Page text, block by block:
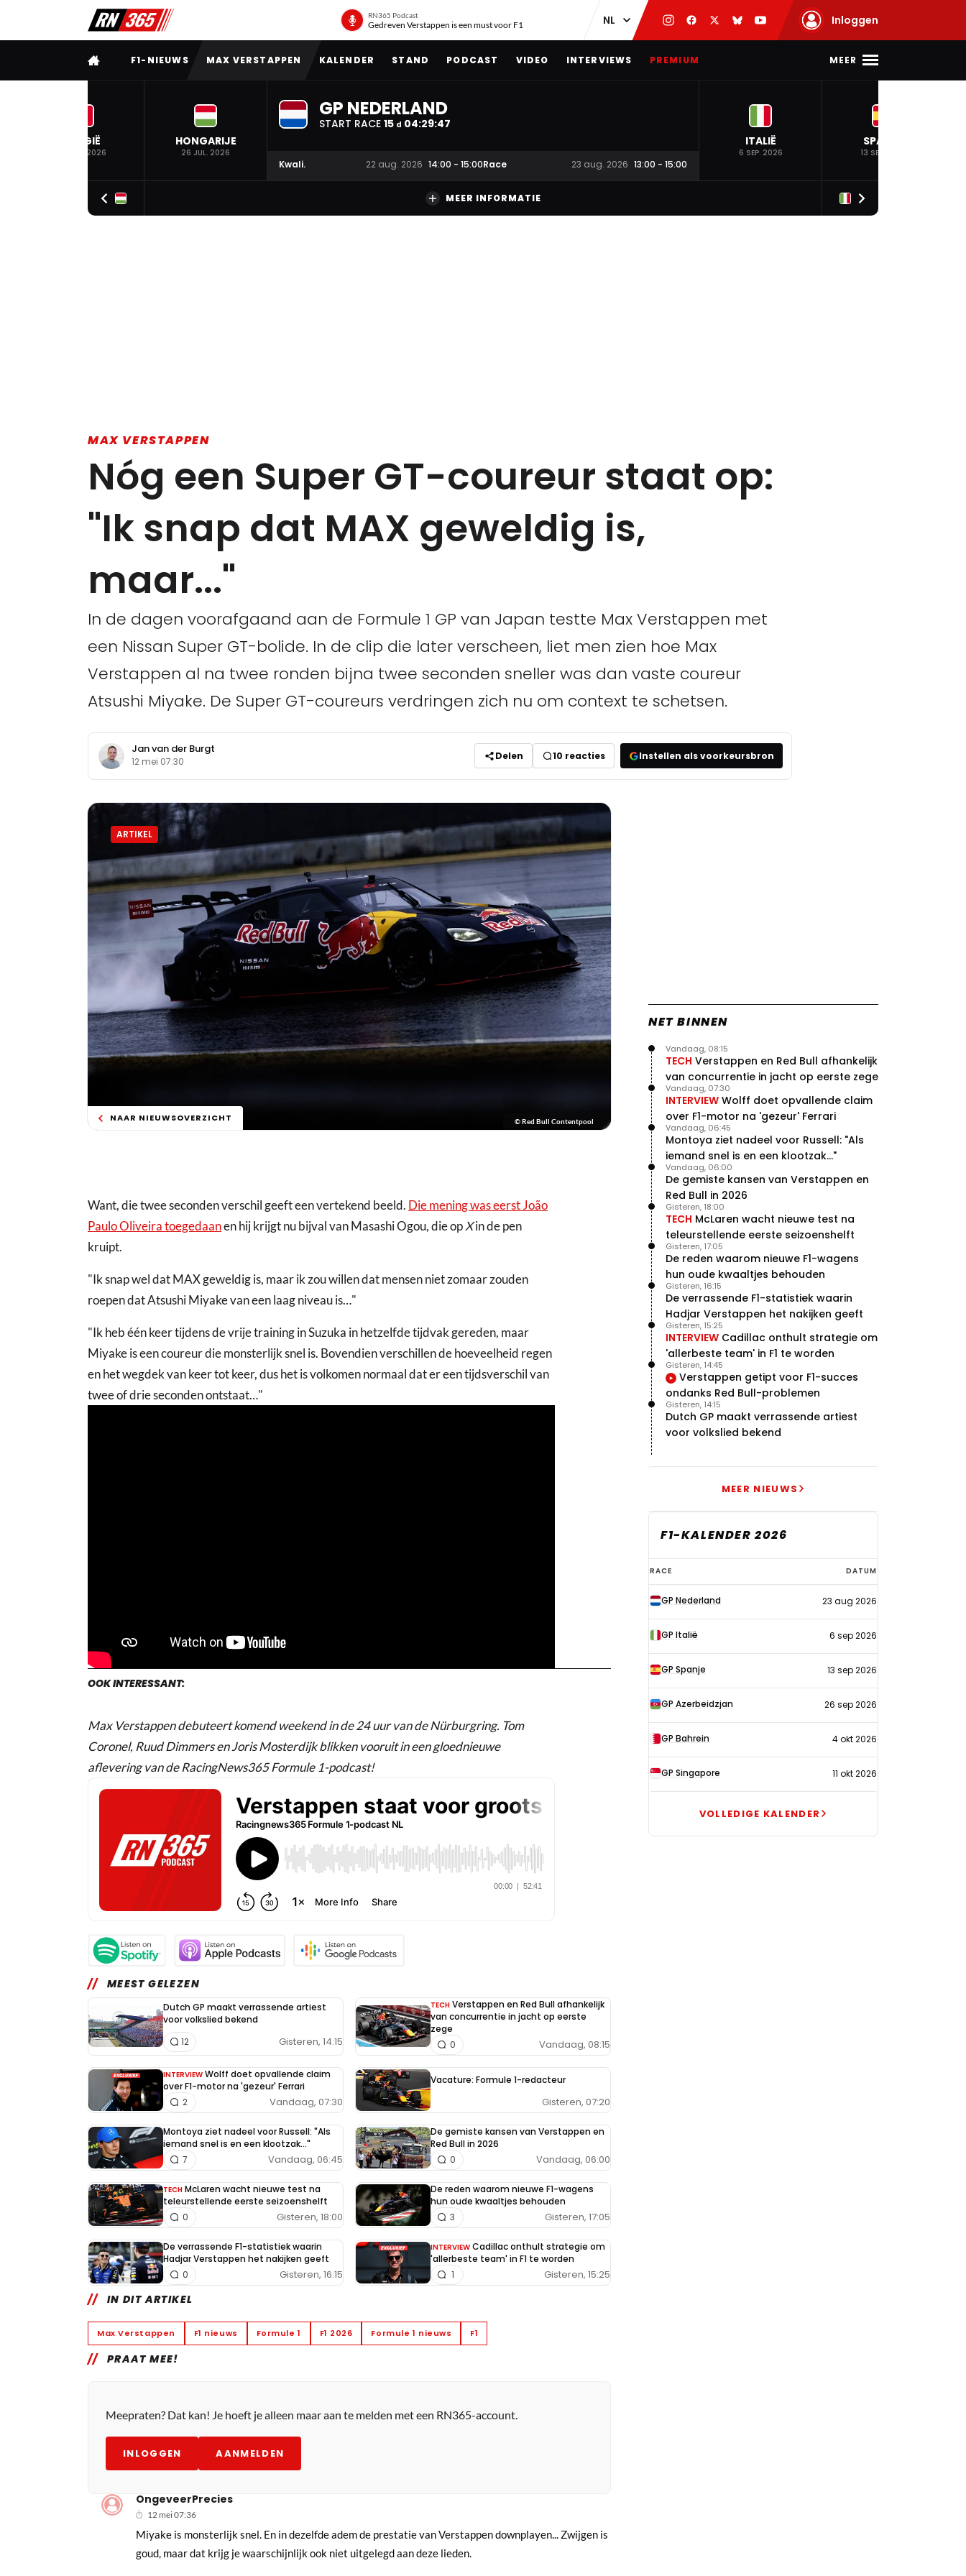
RN365 Podcast
Gedreven Verstappen is een must voor F1 Inloggen
VOLLEDIG MENU
F1-NIEUWS MAX VERSTAPPEN KALENDER STAND PODCAST VIDEO INTERVIEWS PREMIUM MEER
BELGIË
19 JUL. 2026
HONGARIJE
26 JUL. 2026
GP NEDERLAND
START RACE 15 d 04:29:46
Kwali. 22 aug. 2026 14:00 - 15:00Race 23 aug. 2026 13:00 - 15:00
ITALIË
6 SEP. 2026
SPANJE
13 SEP. 2026
MEER INFORMATIE
MAX VERSTAPPEN
Nóg een Super GT-coureur staat op:
"Ik snap dat MAX geweldig is,
maar..."
In de dagen voorafgaand aan de Formule 1 GP van Japan testte Max Verstappen met
een Nissan Super GT-bolide. In de clip die later verscheen, liet men zien hoe Max
Verstappen al na twee ronden bijna twee seconden sneller was dan vaste coureur
Atsushi Miyake. De Super GT-coureurs verdringen zich nu om context te schetsen.
Jan van der Burgt
12 mei 07:30 Delen 10 reacties Instellen als voorkeursbron
ARTIKEL
NAAR NIEUWSOVERZICHT © Red Bull Contentpool
Want, die twee seconden verschil geeft een vertekend beeld. Die mening was eerst João
Paulo Oliveira toegedaanen hij krijgt nu bijval van Masashi Ogou, die opXin de pen
kruipt.
"Ik snap wel dat MAX geweldig is, maar ik zou willen dat mensen niet zomaar zouden
roepen dat Atsushi Miyake van een laag niveau is…"
"Ik heb één keer tijdens de vrije training in Suzuka in hetzelfde tijdvak gereden, maar
Miyake is een coureur die monsterlijk snel is. Bovendien verschillen de hoeveelheid regen
en het wegdek van keer tot keer, dus het is volkomen normaal dat er een tijdsverschil van
twee of drie seconden ontstaat…"
OOK INTERESSANT:
Max Verstappen debuteert komend weekend in de 24 uur van de Nürburgring. Tom
Coronel, Ruud Dimmers en Joris Mosterdijk blikken vooruit in een gloednieuwe
aflevering van de RacingNews365 Formule 1-podcast!
MEEST GELEZEN
Dutch GP maakt verrassende artiest
voor volkslied bekend
Gisteren, 14:15
12
TECH Verstappen en Red Bull afhankelijk
van concurrentie in jacht op eerste
zege
Vandaag, 08:15
0
INTERVIEW Wolff doet opvallende claim
over F1-motor na 'gezeur' Ferrari
Vandaag, 07:30
2
Vacature: Formule 1-redacteur
Gisteren, 07:20
Montoya ziet nadeel voor Russell: "Als
iemand snel is en een klootzak..."
Vandaag, 06:45
7
De gemiste kansen van Verstappen en
Red Bull in 2026
Vandaag, 06:00
0
TECH McLaren wacht nieuwe test na
teleurstellende eerste seizoenshelft
Gisteren, 18:00
0
De reden waarom nieuwe F1-wagens
hun oude kwaaltjes behouden
Gisteren, 17:05
3
De verrassende F1-statistiek waarin
Hadjar Verstappen het nakijken geeft
Gisteren, 16:15
0
INTERVIEW Cadillac onthult strategie om
'allerbeste team' in F1 te worden
Gisteren, 15:25
1
IN DIT ARTIKEL
Max Verstappen F1 nieuws Formule 1 F1 2026 Formule 1 nieuws F1
PRAAT MEE!
Meepraten? Dat kan! Je hoeft je alleen maar aan te melden met een RN365-account.
INLOGGEN AANMELDEN
OngeveerPrecies
12 mei 07:36
Miyake is monsterlijk snel. En in dezelfde adem de prestatie van Verstappen downplayen... Zwijgen is
goud, maar dat krijg je waarschijnlijk ook niet uitgelegd aan deze lieden.
NET BINNEN
TECH Verstappen en Red Bull afhankelijk
van concurrentie in jacht op eerste zege
Vandaag, 08:15
INTERVIEW Wolff doet opvallende claim
over F1-motor na 'gezeur' Ferrari
Vandaag, 07:30
Montoya ziet nadeel voor Russell: "Als
iemand snel is en een klootzak..."
Vandaag, 06:45
De gemiste kansen van Verstappen en
Red Bull in 2026
Vandaag, 06:00
TECH McLaren wacht nieuwe test na
teleurstellende eerste seizoenshelft
Gisteren, 18:00
De reden waarom nieuwe F1-wagens
hun oude kwaaltjes behouden
Gisteren, 17:05
De verrassende F1-statistiek waarin
Hadjar Verstappen het nakijken geeft
Gisteren, 16:15
INTERVIEW Cadillac onthult strategie om
'allerbeste team' in F1 te worden
Gisteren, 15:25
Verstappen getipt voor F1-succes
ondanks Red Bull-problemen
Gisteren, 14:45
Dutch GP maakt verrassende artiest
voor volkslied bekend
Gisteren, 14:15
MEER NIEUWS
F1-KALENDER 2026
F1-
kalender
2026
RACE DATUM
GP Nederland 23 aug 2026
GP Italië 6 sep 2026
GP Spanje 13 sep 2026
GP Azerbeidzjan 26 sep 2026
GP Bahrein 4 okt 2026
GP Singapore 11 okt 2026
VOLLEDIGE KALENDER